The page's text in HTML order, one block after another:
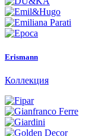
Erismann
Коллекция